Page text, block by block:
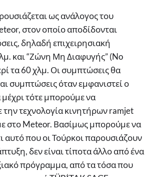
ως ανάλογος του
στον οποίο αποδίδονται
δηλαδή επιχειρησιακή
και “Ζώνη Μη Διαφυγής” (No
τα 60 χλμ. Οι συμπτώσεις θα
συμπτώσεις όταν εμφανιστεί ο
τότε μπορούμε να
τεχνολογία κινητήρων ramjet
στο Meteor. Βασίμως μπορούμε να
αυτό που οι Τούρκοι παρουσιάζουν
δεν είναι τίποτα άλλο από ένα
πρόγραμμα, από τα τόσα που